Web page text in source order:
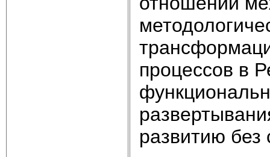
процессов в
развитию без